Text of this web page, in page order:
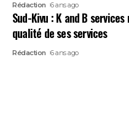
Rédaction 6 ans ago
Sud-Kivu : K and B
qualité de ses services
Rédaction 6 ans ago